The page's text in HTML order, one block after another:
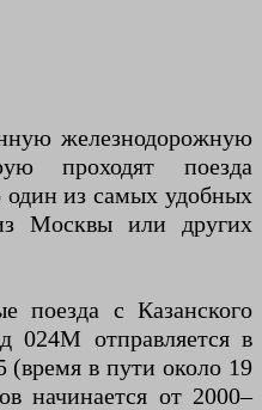
железнодорожную
проходят поезда
один из самых удобных
Москвы или других
поезда с Казанского
024М отправляется в
(время в пути около 19
начинается от 2000–